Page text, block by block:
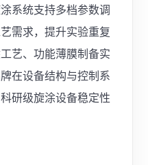
系统支持多档参数调
需求，提升实验重复
艺、功能薄膜制备实
在设备结构与控制系
研级旋涂设备稳定性